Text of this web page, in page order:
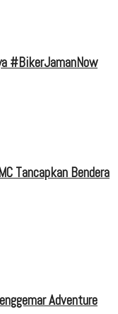
#BikerJamanNow
Tancapkan Bendera
Adventure